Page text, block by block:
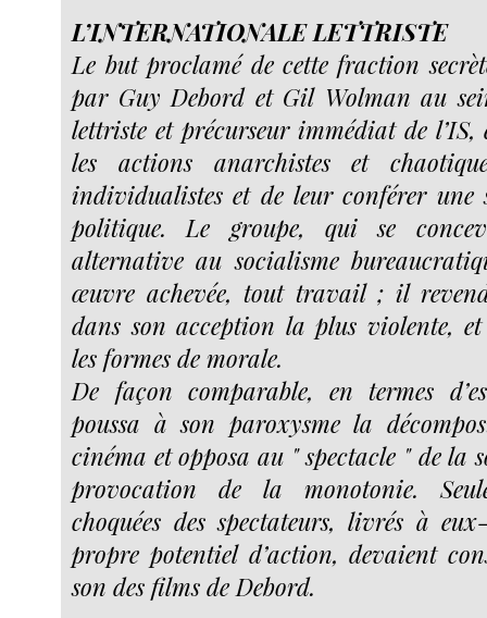
L’INTERNATIONALE LETTRISTE
Le but proclamé de cette fraction
par Guy Debord et Gil Wolman au
lettriste et précurseur immédiat de
les actions anarchistes et
individualistes et de leur conférer
politique. Le groupe, qui se
alternative au socialisme
œuvre achevée, tout travail ; il
dans son acception la plus violente,
les formes de morale.
De façon comparable, en termes
poussa à son paroxysme la
cinéma et opposa au " spectacle " de la
provocation de la monotonie.
choquées des spectateurs, livrés à
propre potentiel d’action, devaient
son des films de Debord.